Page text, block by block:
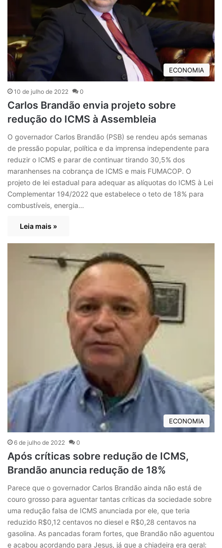
ECONOMIA
10 de julho de 2022 0
Carlos Brandão envia projeto sobre
redução do ICMS à Assembleia
O governador Carlos Brandão (PSB) se rendeu após semanas
de pressão popular, política e da imprensa independente para
reduzir o ICMS e parar de continuar tirando 30,5% dos
maranhenses na cobrança de ICMS e mais FUMACOP. O
projeto de lei estadual para adequar as alíquotas do ICMS à Lei
Complementar 194/2022 que estabelece o teto de 18% para
combustíveis, energia…
Leia mais »
ECONOMIA
6 de julho de 2022 0
Após críticas sobre redução de ICMS,
Brandão anuncia redução de 18%
Parece que o governador Carlos Brandão ainda não está de
couro grosso para aguentar tantas críticas da sociedade sobre
uma redução falsa de ICMS anunciada por ele, que teria
reduzido R$0,12 centavos no diesel e R$0,28 centavos na
gasolina. As pancadas foram fortes, que Brandão não aguentou
e acabou acordando para Jesus, já que a chiadeira era geral: